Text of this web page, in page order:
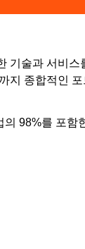
기술과 서비스
종합적인 포
98%를 포함